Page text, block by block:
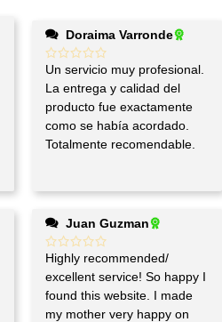
Doraima Varronde
Un servicio muy profesional.
La entrega y calidad del
producto fue exactamente
como se había acordado.
Totalmente recomendable.
Juan Guzman
Highly recommended/
excellent service! So happy I
found this website. I made
my mother very happy on